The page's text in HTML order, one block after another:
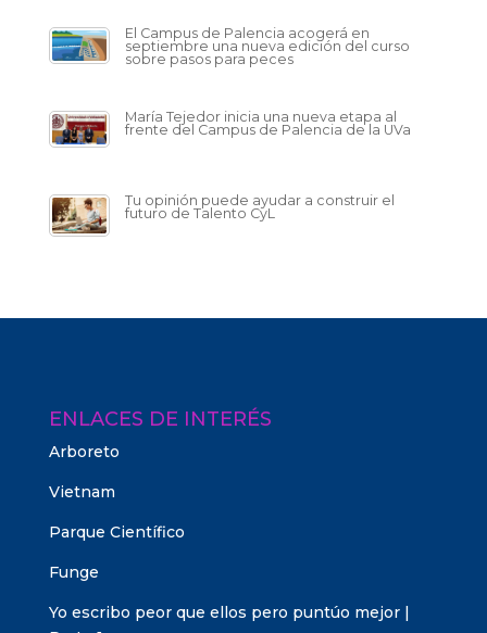
El Campus de Palencia acogerá en
septiembre una nueva edición del curso
sobre pasos para peces
María Tejedor inicia una nueva etapa al
frente del Campus de Palencia de la UVa
Tu opinión puede ayudar a construir el
futuro de Talento CyL
ENLACES DE INTERÉS
Arboreto
Vietnam
Parque Científico
Funge
Yo escribo peor que ellos pero puntúo mejor |